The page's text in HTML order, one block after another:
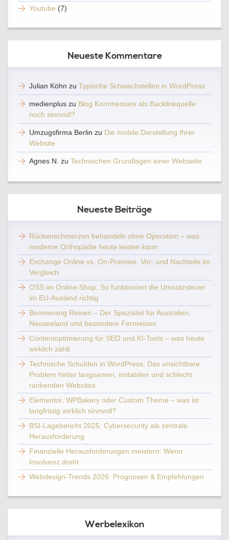
Youtube (7)
Neueste Kommentare
Julian Köhn zu Typische Schwachstellen in WordPress
medienplus zu Blog Kommentare als Backlinkquelle
noch sinnvoll?
Umzugsfirma Berlin zu Die mobile Darstellung Ihrer
Website
Agnes N. zu Technischen Grundlagen einer Webseite
Neueste Beiträge
Rückenschmerzen behandeln ohne Operation – was
moderne Orthopädie heute leisten kann
Exchange Online vs. On-Premise: Vor- und Nachteile im
Vergleich
OSS im Online-Shop: So funktioniert die Umsatzsteuer
im EU-Ausland richtig
Boomerang Reisen – Der Spezialist für Australien,
Neuseeland und besondere Fernreisen
Contentoptimierung für SEO und KI-Tools – was heute
wirklich zählt
Technische Schulden in WordPress: Das unsichtbare
Problem hinter langsamen, instabilen und schlecht
rankenden Websites
Elementor, WPBakery oder Custom Theme – was ist
langfristig wirklich sinnvoll?
BSI-Lagebericht 2025: Cybersecurity als zentrale
Herausforderung
Finanzielle Herausforderungen meistern: Wenn
Insolvenz droht
Webdesign-Trends 2026: Prognosen & Empfehlungen
Werbelexikon